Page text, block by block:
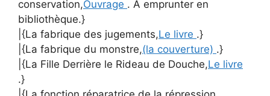
conservation,Ouvrage . A emprunter en
bibliothèque.}
|{La fabrique des jugements,Le livre .}
|{La fabrique du monstre,(la couverture) .}
|{La Fille Derrière le Rideau de Douche,Le livre
.}